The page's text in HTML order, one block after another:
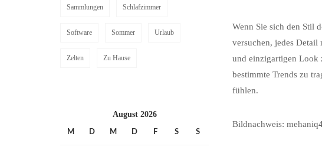
Wenn Sie sich den Stil
versuchen, jedes Detail
und einzigartigen Look
bestimmte Trends zu
fühlen.
Bildnachweis:
Sammlungen Schlafzimmer
Software Sommer Urlaub
Zelten Zu Hause
August 2026
M D M D F S S